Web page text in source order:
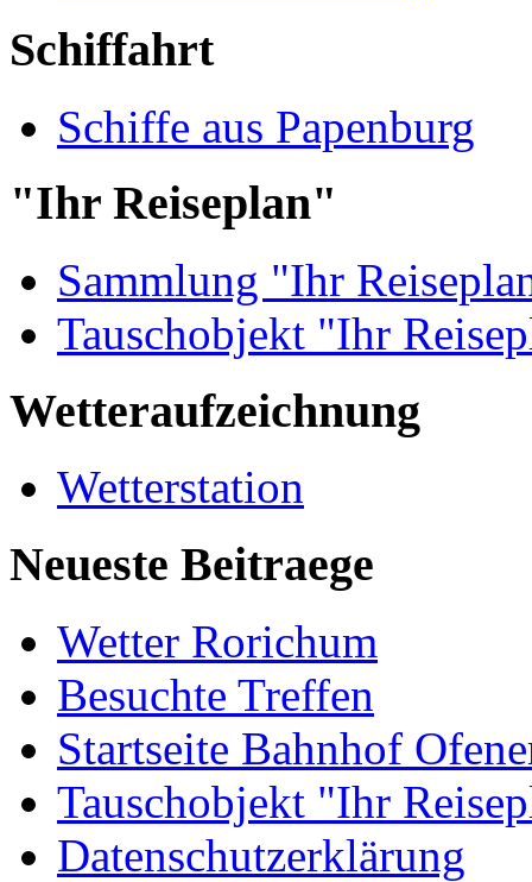
Schiffahrt
Schiffe aus Papenburg
"Ihr Reiseplan"
Sammlung "Ihr
Tauschobjekt "Ihr
Wetteraufzeichnung
Wetterstation
Neueste Beitraege
Wetter Rorichum
Besuchte Treffen
Startseite Bahnhof
Tauschobjekt "Ihr
Datenschutzerklärung